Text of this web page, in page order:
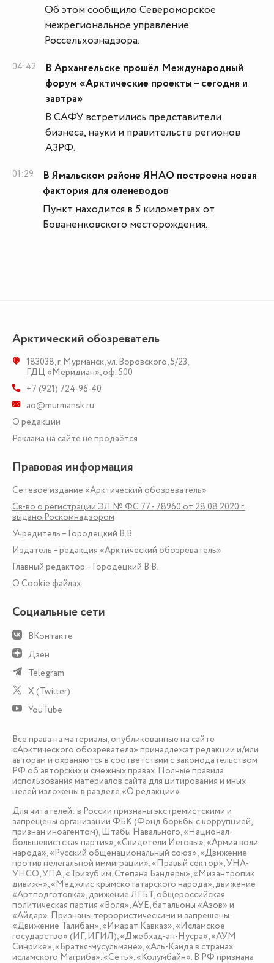
Об этом сообщило Североморское
межрегиональное управление
Россельхознадзора.
04:42
В Архангельске прошёл Международный
форум «Арктические проекты – сегодня и
завтра»
В САФУ встретились представители
бизнеса, науки и правительств регионов
АЗРФ.
01:29
В Ямальском районе ЯНАО построена новая
фактория для оленеводов
Пункт находится в 5 километрах от
Бованенковского месторождения.
Арктический обозреватель
183038,г. Мурманск,ул. Воровского, 5/23,
ГДЦ «Меридиан», оф. 500
+7 (921) 724-96-40
ao@murmansk.ru
О редакции
Реклама на сайте не продаётся
Правовая информация
Сетевое издание «Арктический обозреватель»
Св-во о регистрации ЭЛ № ФС 77 - 78960 от 28.08.2020 г.
выдано Роскомнадзором
Учредитель – Городецкий В.В.
Издатель – редакция «Арктический обозреватель»
Главный редактор – Городецкий В.В.
О Сookie файлах
Социальные сети
ВКонтакте
Дзен
Telegram
X (Twitter)
YouTube
Все права на материалы, опубликованные на сайте
«Арктического обозревателя» принадлежат редакции и/или
авторам и охраняются в соответствии с законодательством
РФ об авторских и смежных правах. Полные правила
использования материалов сайта для цитирования и иных
целей изложены в разделе «О редакции».
Для читателей: в России признаны экстремистскими и
запрещены организации ФБК (Фонд борьбы с коррупцией,
признан иноагентом), Штабы Навального, «Национал-
большевистская партия», «Свидетели Иеговы», «Армия воли
народа», «Русский общенациональный союз», «Движение
против нелегальной иммиграции», «Правый сектор», УНА-
УНСО, УПА, «Тризуб им. Степана Бандеры», «Мизантропик
дивижн», «Меджлис крымскотатарского народа», движение
«Артподготовка», движение ЛГБТ, общероссийская
политическая партия «Воля», АУЕ, батальоны «Азов» и
«Айдар». Признаны террористическими и запрещены:
«Движение Талибан», «Имарат Кавказ», «Исламское
государство» (ИГ, ИГИЛ), «Джебхад-ан-Нусра», «АУМ
Синрике», «Братья-мусульмане», «Аль-Каида в странах
исламского Магриба», «Сеть», «Колумбайн». В РФ признана